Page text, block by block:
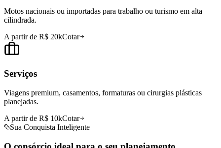
Motos nacionais ou importadas para trabalho ou turismo em alta
cilindrada.
A partir de R$ 20kCotar
Serviços
Viagens premium, casamentos, formaturas ou cirurgias plásticas
planejadas.
A partir de R$ 10kCotar
Sua Conquista Inteligente